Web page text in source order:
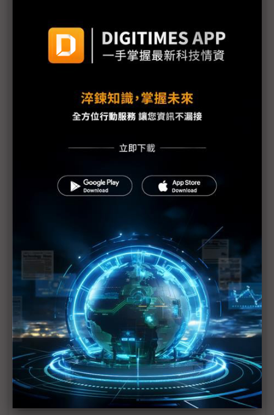
官就嚴重性升級向大眾致歉
1號機核心恐損毀70% IAEA：日本核電廠情況仍非
福島核爐恐再臨界？部分媒體何苦斷章取義？
福島第1核電廠可能整個封廠
福島核災沒完沒了 電廠周邊驗出鈽
1千萬倍輻射量搞烏龍 東電下修至10萬倍
福島1號核電廠1、2號爐污水出現輻射濃度超標
福島第1核電廠3號機傳有3名員工受輻射污染 2名送
醫
福島23日清晨發生規模5餘震 日方表示不影響福島
核電廠復原作業